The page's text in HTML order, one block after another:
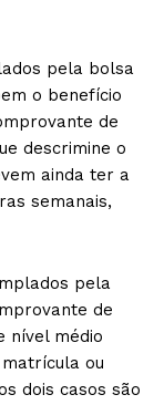
pela bolsa
o benefício
de
descrimine o
ainda ter a
semanais,
pela
de
nível médio
ou
dois casos são